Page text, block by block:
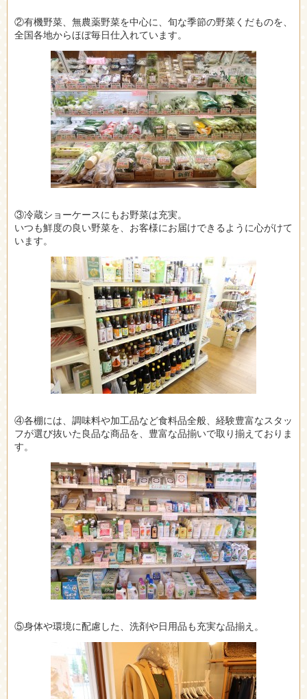
②有機野菜、無農薬野菜を中心に、旬な季節の野菜くだものを、
全国各地からほぼ毎日仕入れています。
③冷蔵ショーケースにもお野菜は充実。
いつも鮮度の良い野菜を、お客様にお届けできるように心がけて
います。
④各棚には、調味料や加工品など食料品全般、経験豊富なスタッ
フが選び抜いた良品な商品を、豊富な品揃いで取り揃えておりま
す。
⑤身体や環境に配慮した、洗剤や日用品も充実な品揃え。